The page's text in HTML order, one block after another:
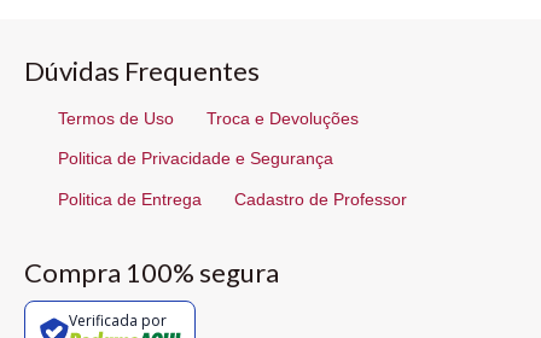
Dúvidas Frequentes
Termos de Uso Troca e Devoluções
Politica de Privacidade e Segurança
Politica de Entrega Cadastro de Professor
Compra 100% segura
Verificada por